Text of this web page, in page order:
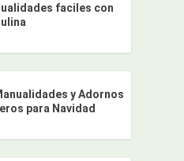
faciles con
y Adornos
para Navidad